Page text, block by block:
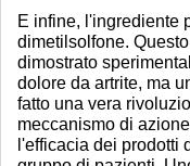
E infine, l'ingrediente
dimetilsolfone.
dimostrato
dolore da artrite, ma
fatto una vera
meccanismo di
l'efficacia dei prodotti